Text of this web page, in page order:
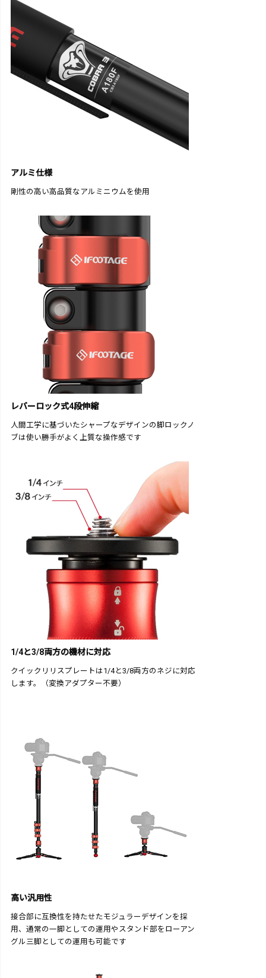
アルミ仕様
剛性の高い高品質なアルミニウムを使用
レバーロック式4段伸縮
人間工学に基づいたシャープなデザインの脚ロックノ
ブは使い勝手がよく上質な操作感です
1/4と3/8両方の機材に対応
クイックリリスプレートは1/4と3/8両方のネジに対応
します。（変換アダプター不要）
高い汎用性
接合部に互換性を持たせたモジュラーデザインを採
用、通常の一脚としての運用やスタンド部をローアン
グル三脚としての運用も可能です